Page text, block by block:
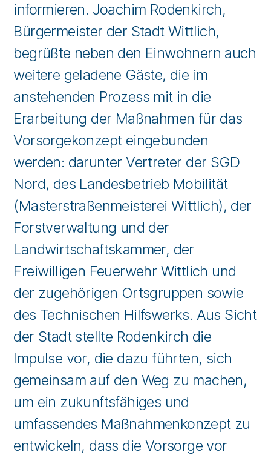
informieren. Joachim Rodenkirch,
Bürgermeister der Stadt Wittlich,
begrüßte neben den Einwohnern auch
weitere geladene Gäste, die im
anstehenden Prozess mit in die
Erarbeitung der Maßnahmen für das
Vorsorgekonzept eingebunden
werden: darunter Vertreter der SGD
Nord, des Landesbetrieb Mobilität
(Masterstraßenmeisterei Wittlich), der
Forstverwaltung und der
Landwirtschaftskammer, der
Freiwilligen Feuerwehr Wittlich und
der zugehörigen Ortsgruppen sowie
des Technischen Hilfswerks. Aus Sicht
der Stadt stellte Rodenkirch die
Impulse vor, die dazu führten, sich
gemeinsam auf den Weg zu machen,
um ein zukunftsfähiges und
umfassendes Maßnahmenkonzept zu
entwickeln, dass die Vorsorge vor